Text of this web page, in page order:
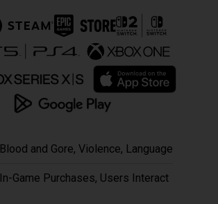
Blood and Gore, Violence, Language
In-Game Purchases, Users Interact